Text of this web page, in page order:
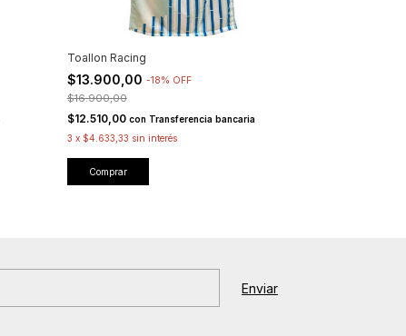
Toallon Racing
$13.900,00 -18% OFF
$16.900,00
$12.510,00 con Transferencia bancaria
3 x $4.633,33 sin interés